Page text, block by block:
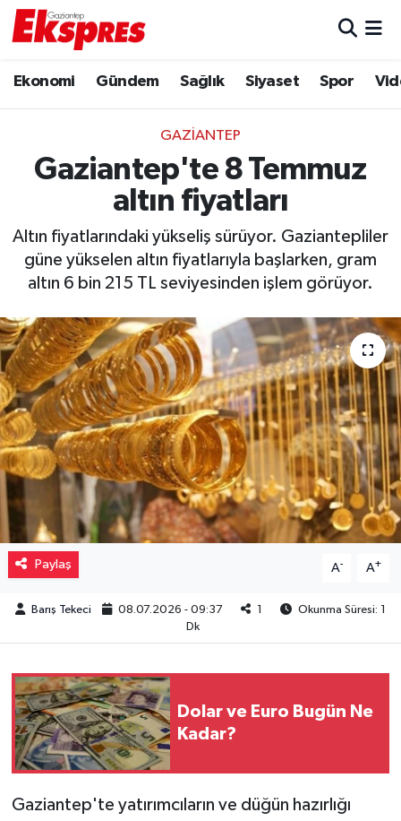
Ekonomi Gündem Sağlık Siyaset Spor
GAZIANTEP
Gaziantep'te 8 Temmuz
altın fiyatları
Altın fiyatlarındaki yükseliş sürüyor. Gaziantepliler
güne yükselen altın fiyatlarıyla başlarken, gram
altın 6 bin 215 TL seviyesinden işlem görüyor.
Paylaş A- A+
Barış Tekeci 08.07.2026 - 09:37 1
Okunma Süresi: 1
Dk
Dolar ve Euro Bugün Ne
Kadar?
Gaziantep'te yatırımcıların ve düğün hazırlığı
Ekonomi
Gaziantep son dakika
Gündem
Kültür Sanat
Magazin
Müzik
Piyasa
Resmi İlanlar
Sağlık
Sinemalar
Spor
Teknoloji
Türkiye
Trafik Durumu
Puan Durumu ve Fikstür
Tüm Manşetler
Son Dakika Haberleri